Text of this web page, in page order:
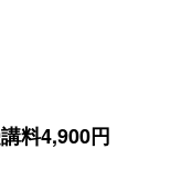
料4,900円